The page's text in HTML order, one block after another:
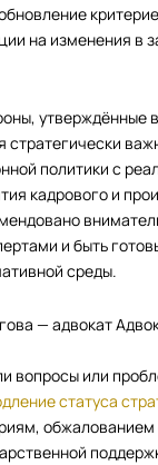
на изменения в
утверждённые
стратегически
политики с
кадрового и
и быть
среды.
— адвокат
вопросы или
статуса